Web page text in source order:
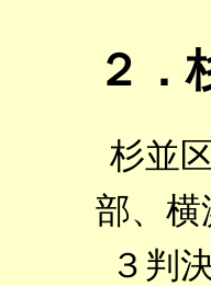
２．
杉並
部、
３判